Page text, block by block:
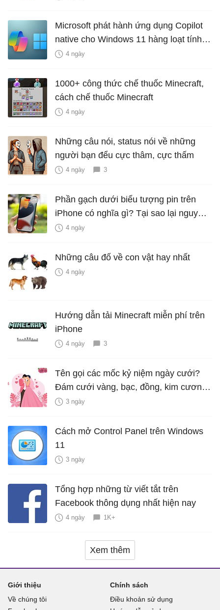
Microsoft phát hành ứng dụng Copilot
native cho Windows 11 hàng loạt tính
năng mới Hữu Ích
4 ngày
1000+ công thức chế thuốc Minecraft,
cách chế thuốc Minecraft
4 ngày
Những câu nói, status nói về những
người bạn đểu cực thâm, cực thấm
4 ngày 3
Phần gạch dưới biểu tượng pin trên
iPhone có nghĩa gì? Tại sao lại nguy
hiểm?
4 ngày
Những câu đố về con vật hay nhất
4 ngày
Hướng dẫn tải Minecraft miễn phí trên
iPhone
4 ngày 3
Tên gọi các mốc kỷ niệm ngày cưới?
Đám cưới vàng, bạc, đồng, kim cương
là bao nhiêu năm?
3 ngày
Cách mở Control Panel trên Windows
11
3 ngày
Tổng hợp những từ viết tắt trên
Facebook thông dụng nhất hiện nay
4 ngày 1K+
Xem thêm
Giới thiệu
Về chúng tôi
Chính sách
Điều khoản sử dụng